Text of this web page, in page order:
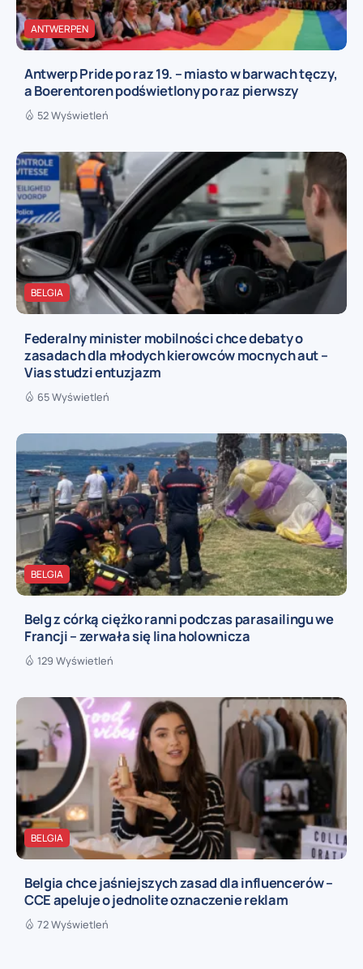
ANTWERPEN
Antwerp Pride po raz 19. – miasto w barwach tęczy,
a Boerentoren podświetlony po raz pierwszy
52 Wyświetleń
BELGIA
Federalny minister mobilności chce debaty o
zasadach dla młodych kierowców mocnych aut –
Vias studzi entuzjazm
65 Wyświetleń
BELGIA
Belg z córką ciężko ranni podczas parasailingu we
Francji – zerwała się lina holownicza
129 Wyświetleń
BELGIA
Belgia chce jaśniejszych zasad dla influencerów –
CCE apeluje o jednolite oznaczenie reklam
72 Wyświetleń